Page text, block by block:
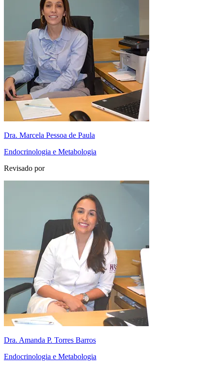
Dra. Marcela Pessoa de Paula
Endocrinologia e Metabologia
Revisado por
Dra. Amanda P. Torres Barros
Endocrinologia e Metabologia